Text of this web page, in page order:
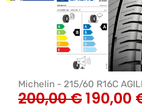
Michelin - 215/60 R16C
200,00€190,00